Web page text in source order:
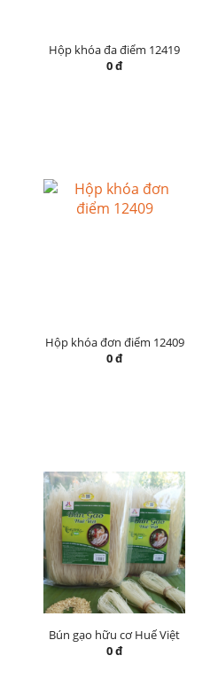
Hộp khóa đa điểm 12419
0 đ
Hộp khóa đơn điểm 12409
0 đ
Bún gạo hữu cơ Huế Việt
0 đ